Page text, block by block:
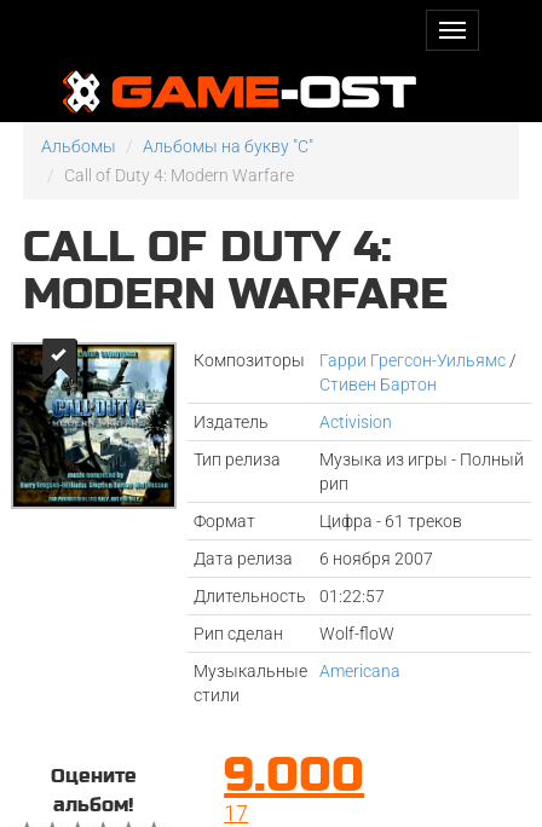
Альбомы
Альбомы на букву "C"
Call of Duty 4: Modern Warfare
CALL OF DUTY 4:
MODERN WARFARE
Композиторы Гарри Грегсон-Уильямс /
Стивен Бартон
Издатель
Activision
Тип релиза
Музыка из игры - Полный
рип
Формат
Цифра - 61 треков
Дата релиза
6 ноября 2007
Длительность
01:22:57
Рип сделан
Wolf-floW
Музыкальные
стили
Americana
Оцените
альбом!
9.000
17